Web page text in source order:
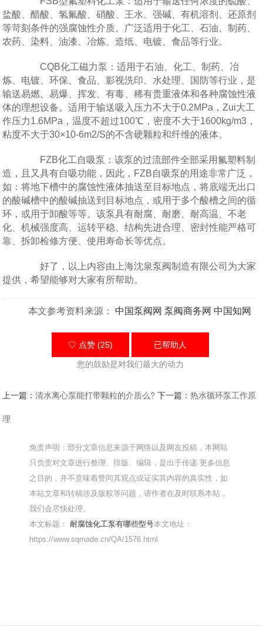
盐酸、醋酸、氢氟酸、硝酸、王水、强碱、有机溶剂、还原剂
等苛刻条件的强腐蚀性介质。广泛适用于化工、石油、制药、
农药、染料、油漆、冶炼、造纸、电镀、食品等行业。
CQB化工磁力泵：适用于石油、化工、制药、冶
炼、电镀、环保、食品、影视洗印、水处理、国防等行业，是
输送易燃、易爆、挥发、有毒、稀有贵重液体和各种腐蚀性液
体的理想设备。适用于输送吸入压力不大于0.2MPa，Zui大工
作压力1.6MPa，温度不超过100℃，密度不大于1600kg/m3，
粘度不大于30×10-6m2/S的不含硬颗粒和纤维的液体。
FZB化工自吸泵：该泵的过流部件全部采用氟塑料制
造，且又具有自吸功能，因此，FZB自吸泵的用途非常广泛，
如：将地下槽中的腐蚀性液体抽送至目标地点，将底端无出口
的酸碱槽中的酸碱抽送到目标地点，或用于多个酸槽之间的循
环，或用于卸酸等等。该泵具有耐腐、耐磨、耐高温、不老
化、机械强度高、运转平稳、结构先进合理、密封性能严格可
靠、拆卸检修方便、使用寿命长等优点。
好了，以上内容由上海沈泉泵阀制造有限公司为大家
提供，希望能够对大家有所帮助。
本文参考资料来源： 中国泵阀网 泵阀商务网 中国知网
♡ 点赞 (25) 已帮助 人
您的鼓励是对我们最大的动力
上一篇：清水离心泵能打带颗粒的介质么? 下一篇：热水循环泵工作原
理
免责声明：部分文章信息来源于网络以及网友投稿，本网站
只负责对文章进行整理、排版、编辑，是出于传递 更多信息
之目的，并不意味着赞同其观点或证实其内容的真实性，如
本站文章和转稿涉及版权等问题，请作者在及时联系本站，
我们会尽快处理。
本文标题：耐腐蚀化工泵有哪些型号本文地址：
https://www.sqmade.cn/QA/1576.html